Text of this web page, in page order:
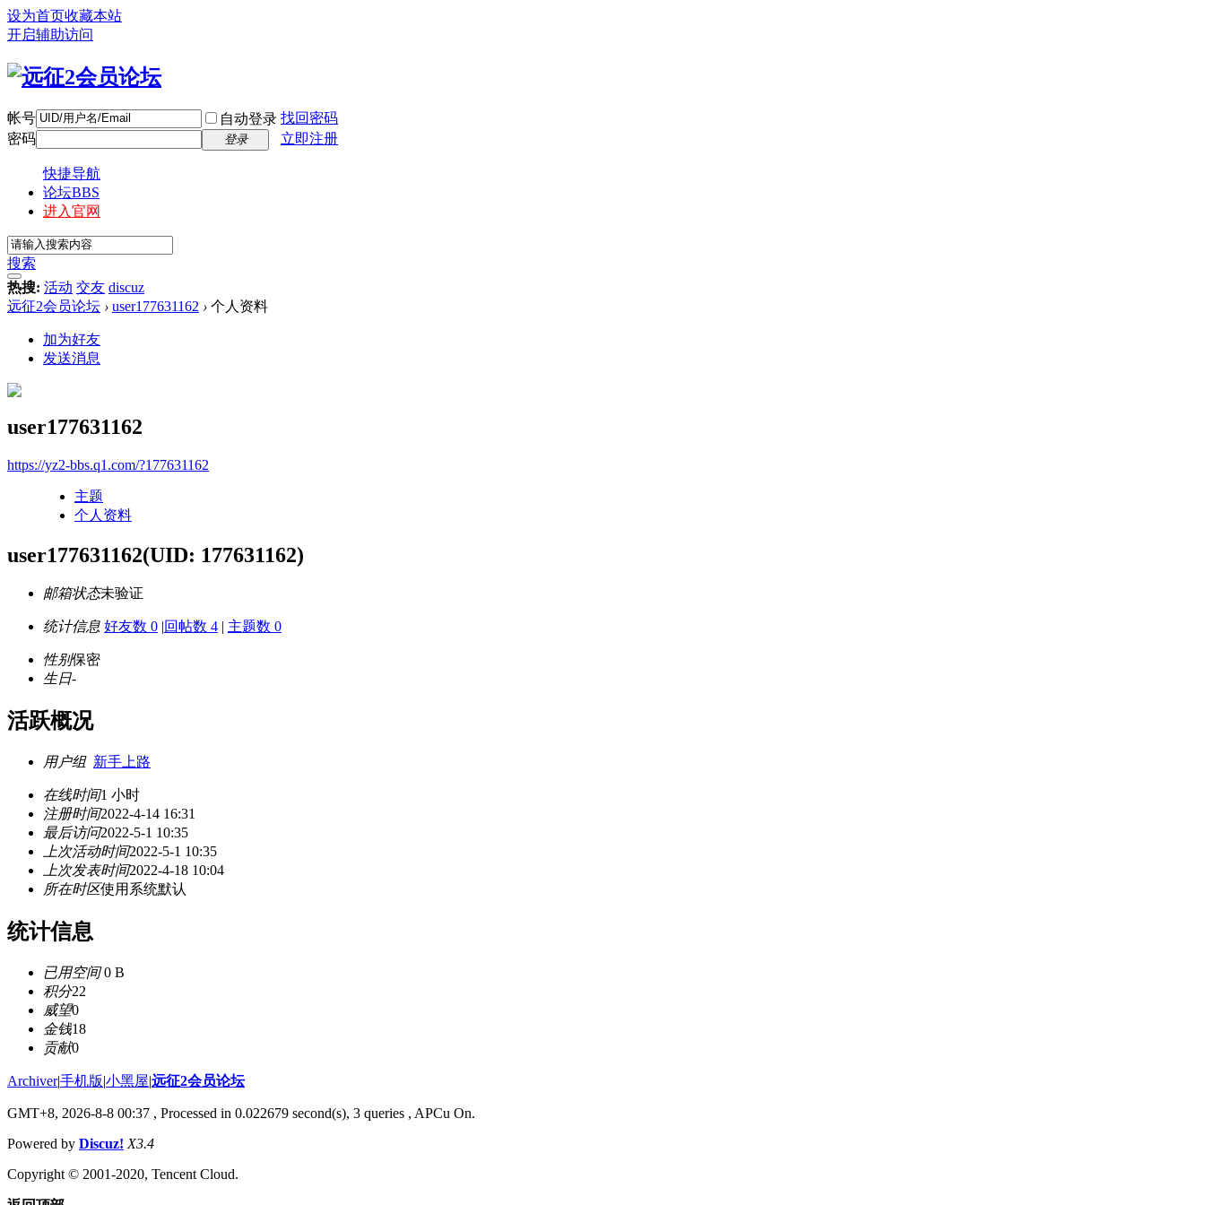
设为首页收藏本站
开启辅助访问
帐号 自动登录 找回密码
密码
登录 立即注册
快捷导航
论坛BBS
进入官网
搜索
热搜: 活动 交友 discuz
远征2会员论坛 › user177631162 › 个人资料
加为好友
发送消息
user177631162
https://yz2-bbs.q1.com/?177631162
主题
个人资料
user177631162(UID: 177631162)
邮箱状态未验证
统计信息 好友数 0 |回帖数 4 | 主题数 0
性别保密
生日-
活跃概况
用户组 新手上路
在线时间1 小时
注册时间2022-4-14 16:31
最后访问2022-5-1 10:35
上次活动时间2022-5-1 10:35
上次发表时间2022-4-18 10:04
所在时区使用系统默认
统计信息
已用空间0 B
积分22
威望0
金钱18
贡献0
Archiver|手机版|小黑屋|远征2会员论坛
GMT+8, 2026-8-8 00:37 , Processed in 0.022679 second(s), 3 queries , APCu On.
Powered by Discuz! X3.4
Copyright © 2001-2020, Tencent Cloud.